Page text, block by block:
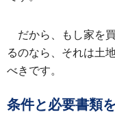
だから、もし家を
るのなら、それは土
べきです。
条件と必要書類